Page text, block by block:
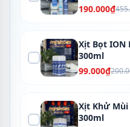
190.000₫
Xịt Bọt ION
300ml
99.000₫
Xịt Khử Mùi
300ml